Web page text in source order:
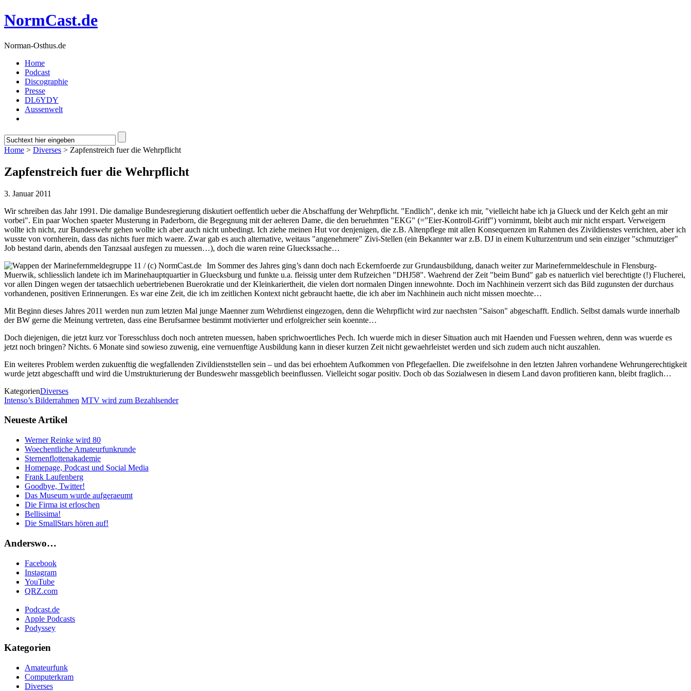
NormCast.de
Norman-Osthus.de
Home
Podcast
Discographie
Presse
DL6YDY
Aussenwelt
Home > Diverses > Zapfenstreich fuer die Wehrpflicht
Zapfenstreich fuer die Wehrpflicht
3. Januar 2011
Wir schreiben das Jahr 1991. Die damalige Bundesregierung diskutiert oeffentlich ueber die Abschaffung der Wehrpflicht. "Endlich", denke ich mir, "vielleicht habe ich ja Glueck und der Kelch geht an mir
vorbei". Ein paar Wochen spaeter Musterung in Paderborn, die Begegnung mit der aelteren Dame, die den beruehmten "EKG" (="Eier-Kontroll-Griff") vornimmt, bleibt auch mir nicht erspart. Verweigern
wollte ich nicht, zur Bundeswehr gehen wollte ich aber auch nicht unbedingt. Ich ziehe meinen Hut vor denjenigen, die z.B. Altenpflege mit allen Konsequenzen im Rahmen des Zivildienstes verrichten, aber ich
wusste von vornherein, dass das nichts fuer mich waere. Zwar gab es auch alternative, weitaus "angenehmere" Zivi-Stellen (ein Bekannter war z.B. DJ in einem Kulturzentrum und sein einziger "schmutziger"
Job bestand darin, abends den Tanzsaal ausfegen zu muessen…), doch die waren reine Glueckssache…
Im Sommer des Jahres ging’s dann doch nach Eckernfoerde zur Grundausbildung, danach weiter zur Marinefernmeldeschule in Flensburg-
Muerwik, schliesslich landete ich im Marinehauptquartier in Gluecksburg und funkte u.a. fleissig unter dem Rufzeichen "DHJ58". Waehrend der Zeit "beim Bund" gab es natuerlich viel berechtigte (!) Flucherei,
vor allen Dingen wegen der tatsaechlich uebertriebenen Buerokratie und der Kleinkariertheit, die vielen dort normalen Dingen innewohnte. Doch im Nachhinein verzerrt sich das Bild zugunsten der durchaus
vorhandenen, positiven Erinnerungen. Es war eine Zeit, die ich im zeitlichen Kontext nicht gebraucht haette, die ich aber im Nachhinein auch nicht missen moechte…
Mit Beginn dieses Jahres 2011 werden nun zum letzten Mal junge Maenner zum Wehrdienst eingezogen, denn die Wehrpflicht wird zur naechsten "Saison" abgeschafft. Endlich. Selbst damals wurde innerhalb
der BW gerne die Meinung vertreten, dass eine Berufsarmee bestimmt motivierter und erfolgreicher sein koennte…
Doch diejenigen, die jetzt kurz vor Toresschluss doch noch antreten muessen, haben sprichwoertliches Pech. Ich wuerde mich in dieser Situation auch mit Haenden und Fuessen wehren, denn was wuerde es
jetzt noch bringen? Nichts. 6 Monate sind sowieso zuwenig, eine vernuenftige Ausbildung kann in dieser kurzen Zeit nicht gewaehrleistet werden und sich zudem auch nicht auszahlen.
Ein weiteres Problem werden zukuenftig die wegfallenden Zivildienststellen sein – und das bei erhoehtem Aufkommen von Pflegefaellen. Die zweifelsohne in den letzten Jahren vorhandene Wehrungerechtigkeit
wurde jetzt abgeschafft und wird die Umstrukturierung der Bundeswehr massgeblich beeinflussen. Vielleicht sogar positiv. Doch ob das Sozialwesen in diesem Land davon profitieren kann, bleibt fraglich…
KategorienDiverses
Intenso’s Bilderrahmen MTV wird zum Bezahlsender
Neueste Artikel
Werner Reinke wird 80
Woechentliche Amateurfunkrunde
Sternenflottenakademie
Homepage, Podcast und Social Media
Frank Laufenberg
Goodbye, Twitter!
Das Museum wurde aufgeraeumt
Die Firma ist erloschen
Bellissima!
Die SmallStars hören auf!
Anderswo…
Facebook
Instagram
YouTube
QRZ.com
Podcast.de
Apple Podcasts
Podyssey
Kategorien
Amateurfunk
Computerkram
Diverses